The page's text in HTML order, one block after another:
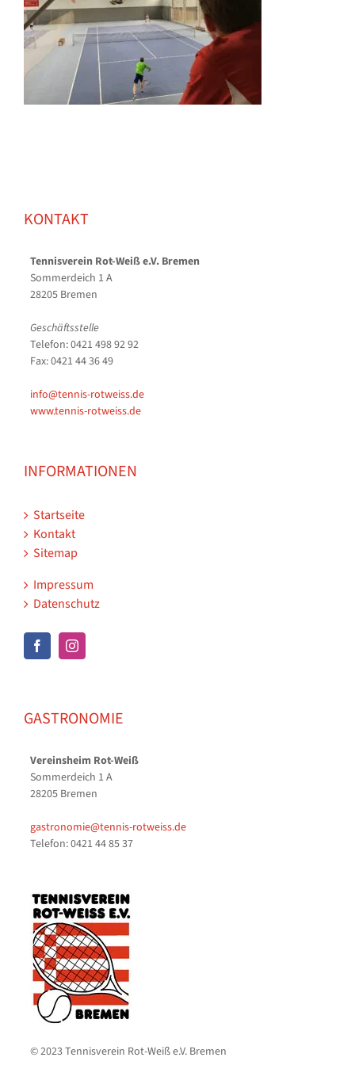
KONTAKT
Tennisverein Rot-Weiß e.V. Bremen
Sommerdeich 1 A
28205 Bremen
Geschäftsstelle
Telefon: 0421 498 92 92
Fax: 0421 44 36 49
info@tennis-rotweiss.de
www.tennis-rotweiss.de
INFORMATIONEN
Startseite
Kontakt
Sitemap
Impressum
Datenschutz
GASTRONOMIE
Vereinsheim Rot-Weiß
Sommerdeich 1 A
28205 Bremen
gastronomie@tennis-rotweiss.de
Telefon: 0421 44 85 37
© 2023 Tennisverein Rot-Weiß e.V. Bremen